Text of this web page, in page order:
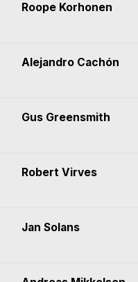
Roope Korhonen
Alejandro Cachón
Gus Greensmith
Robert Virves
Jan Solans